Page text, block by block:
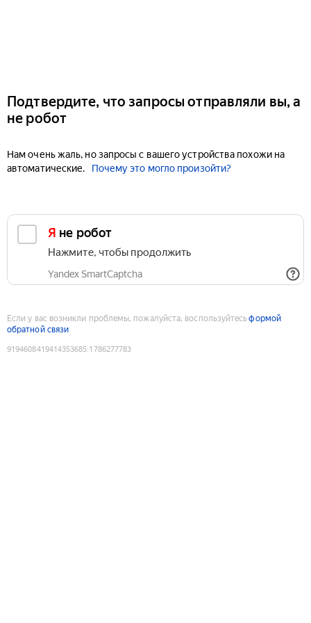
Подтвердите, что запросы отправляли вы, а
не робот
Нам очень жаль, но запросы с вашего устройства похожи на
автоматические.
Почему это могло произойти?
Я не робот
Нажмите, чтобы продолжить
Yandex SmartCaptcha
Если у вас возникли проблемы, пожалуйста, воспользуйтесьформой
обратной связи
9194608419414353685:1786277783